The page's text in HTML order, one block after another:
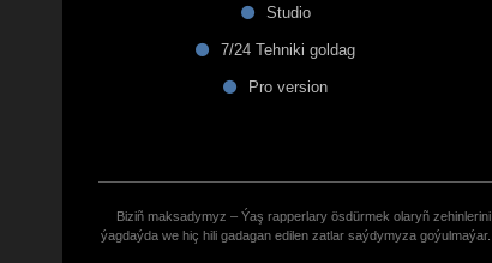
Studio
7/24 Tehniki goldag
Pro version
Biziñ maksadymyz – Ýaş rapperlary ösdürmek olaryñ
ýagdaýda we hiç hili gadagan edilen zatlar saýdymyza